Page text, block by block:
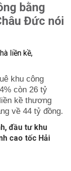
bằng
Đức nói
khu công
còn 26 tỷ
kề thương
về 44 tỷ đồng.
đầu tư khu
cao tốc Hải